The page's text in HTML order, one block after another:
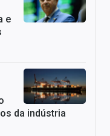
e
da indústria